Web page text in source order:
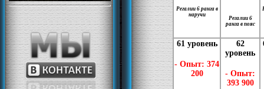
Регалии 6 ранга в
наручи
Регалии 6
ранга в пояс
61 уровень
- Опыт: 374
200
62
уровень
- Опыт:
393 900